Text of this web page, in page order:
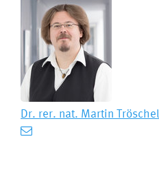
Dr. rer. nat. Martin Tröschel